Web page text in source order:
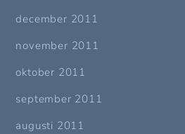
december 2011
november 2011
oktober 2011
september 2011
augusti 2011